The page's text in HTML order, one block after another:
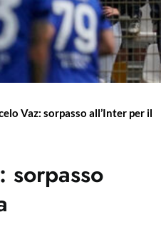
Vaz: sorpasso all’Inter per il
sorpasso